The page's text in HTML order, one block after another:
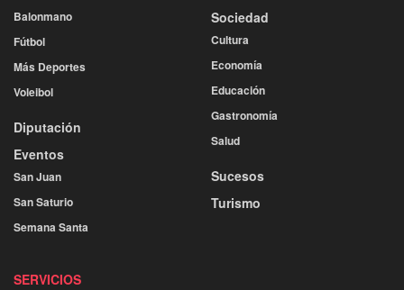
Balonmano
Fútbol
Más Deportes
Voleibol
Diputación
Eventos
San Juan
San Saturio
Semana Santa
Sociedad
Cultura
Economía
Educación
Gastronomía
Salud
Sucesos
Turismo
SERVICIOS